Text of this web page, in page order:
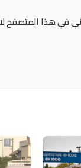
في هذا المتصفح